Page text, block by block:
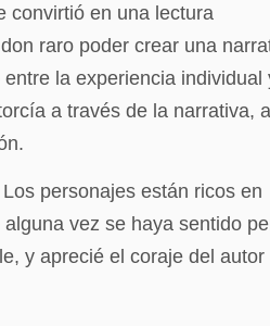
convirtió en una lectura
raro poder crear una
la experiencia individual
a través de la narrativa,
personajes están ricos en
vez se haya sentido
y aprecié el coraje del autor